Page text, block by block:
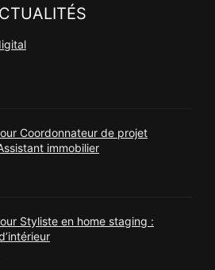
Coordonnateur de projet
immobilier
Styliste en home staging :